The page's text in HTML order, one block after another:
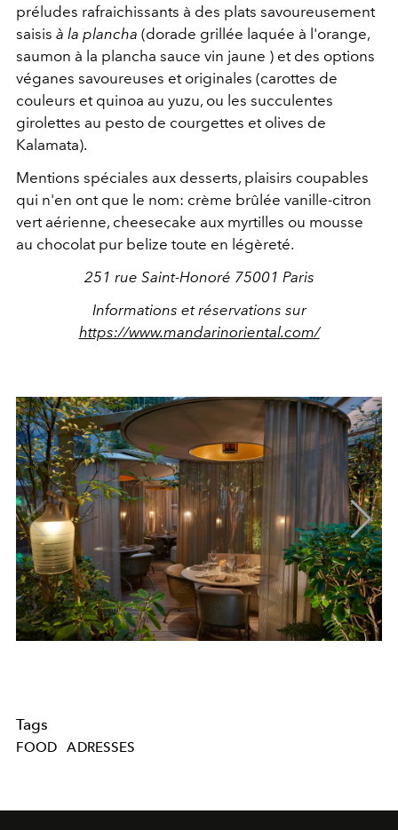
préludes rafraichissants à des plats savoureusement
saisis à la plancha (dorade grillée laquée à l'orange,
saumon à la plancha sauce vin jaune ) et des options
véganes savoureuses et originales (carottes de
couleurs et quinoa au yuzu, ou les succulentes
girolettes au pesto de courgettes et olives de
Kalamata).
Mentions spéciales aux desserts, plaisirs coupables
qui n'en ont que le nom: crème brûlée vanille-citron
vert aérienne, cheesecake aux myrtilles ou mousse
au chocolat pur belize toute en légèreté.
251 rue Saint-Honoré 75001 Paris
Informations et réservations sur
https://www.mandarinoriental.com/
Tags
FOOD ADRESSES